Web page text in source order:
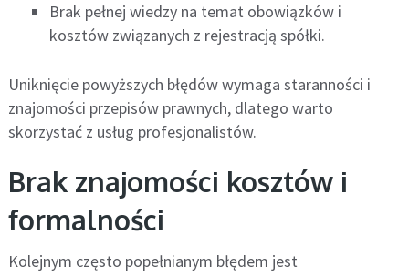
Brak pełnej wiedzy na temat obowiązków i
kosztów związanych z rejestracją spółki.
Uniknięcie powyższych błędów wymaga staranności i
znajomości przepisów prawnych, dlatego warto
skorzystać z usług profesjonalistów.
Brak znajomości kosztów i
formalności
Kolejnym często popełnianym błędem jest